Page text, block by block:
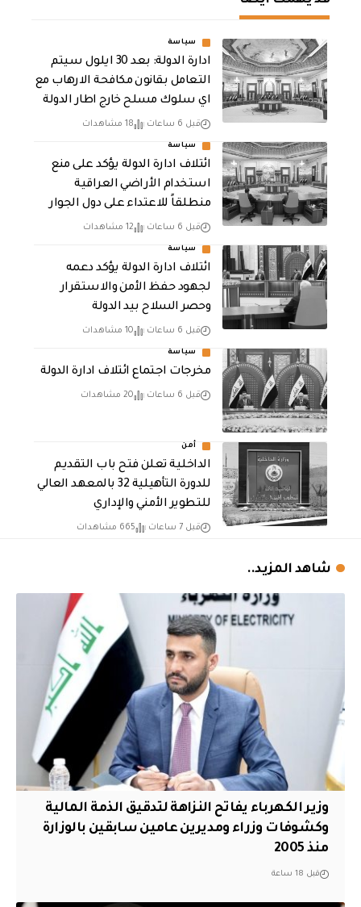
سياسة
ادارة الدولة: بعد 30 ايلول سيتم
التعامل بقانون مكافحة الارهاب مع
اي سلوك مسلح خارج اطار الدولة
قبل 6 ساعات 18 مشاهدات
سياسة
ائتلاف ادارة الدولة يؤكد على منع
استخدام الأراضي العراقية
منطلقاً للاعتداء على دول الجوار
قبل 6 ساعات 12 مشاهدات
سياسة
ائتلاف ادارة الدولة يؤكد دعمه
لجهود حفظ الأمن والاستقرار
وحصر السلاح بيد الدولة
قبل 6 ساعات 10 مشاهدات
سياسة
مخرجات اجتماع ائتلاف ادارة الدولة
قبل 6 ساعات 20 مشاهدات
أمن
الداخلية تعلن فتح باب التقديم
للدورة التأهيلية 32 بالمعهد العالي
للتطوير الأمني والإداري
قبل 7 ساعات 665 مشاهدات
شاهد المزيد..
وزير الكهرباء يفاتح النزاهة لتدقيق الذمة المالية
وكشوفات وزراء ومديرين عامين سابقين بالوزارة
منذ 2005
قبل 18 ساعة